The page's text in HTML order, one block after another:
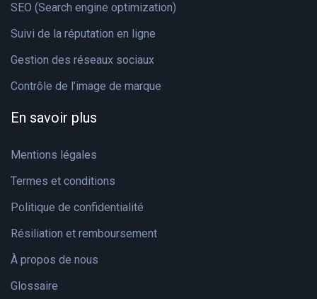
SEO (Search engine optimization)
Suivi de la réputation en ligne
Gestion des réseaux sociaux
Contrôle de l’image de marque
En savoir plus
Mentions légales
Termes et conditions
Politique de confidentialité
Résiliation et remboursement
À propos de nous
Glossaire